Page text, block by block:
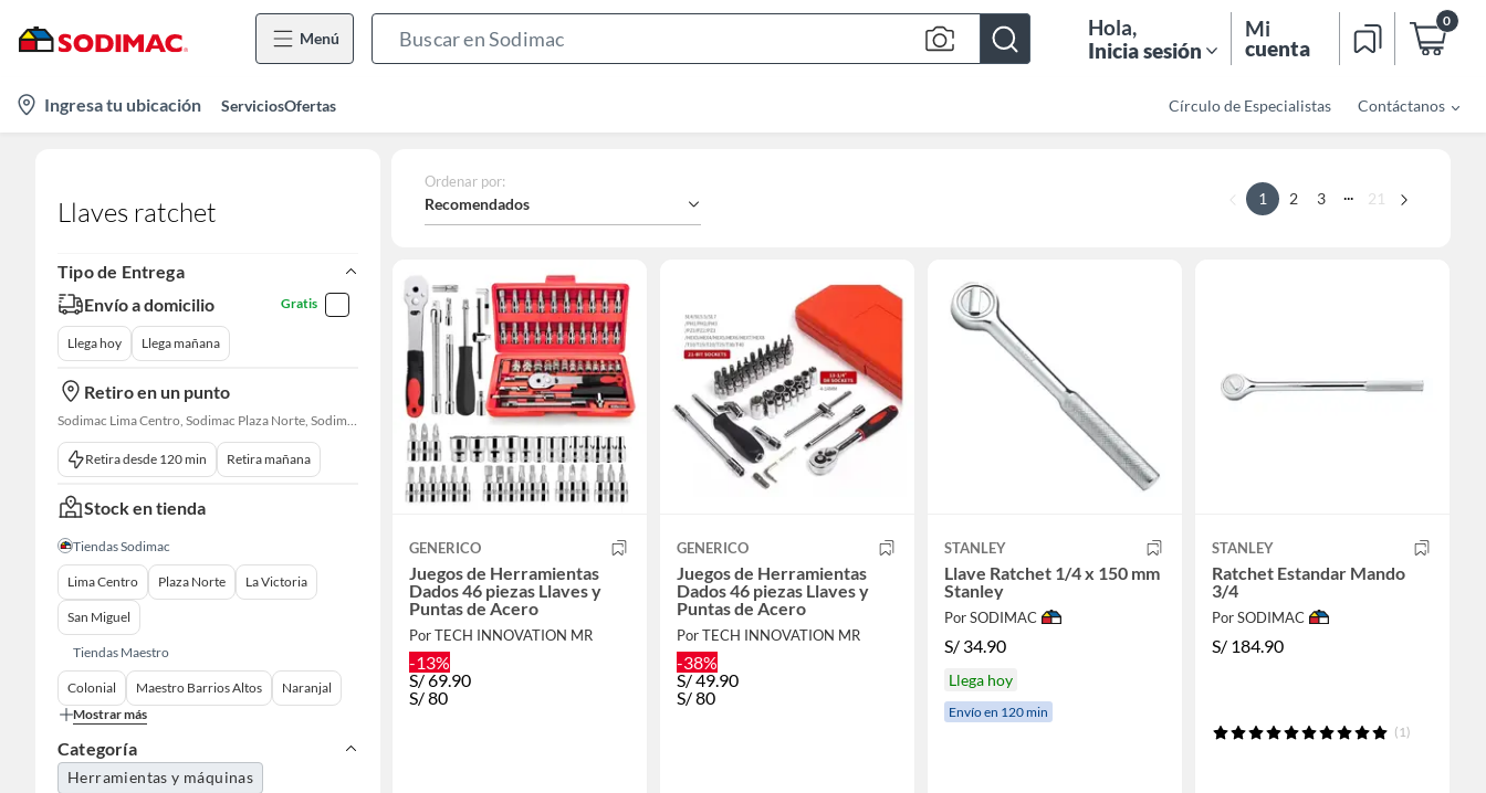
Menú
Bar
Hola,
Inicia sesión
Mi
cuenta
0
location-
icon
Ingresa tu ubicación ServiciosOfertas Círculo de Especialistas Contáctanos
Llaves ratchet
Tipo de Entrega
Envío a domicilio
Gratis
Llega hoy Llega mañana
Retiro en un punto
Sodimac Lima Centro, Sodimac Plaza Norte, Sodimac La Victoria, Sodimac San Miguel, Sodimac S. J. Lurigancho, Sodimac Chacarilla, Sodimac Av. La Molina, Sodimac Colonial, Maestro Barrios Altos, Sodimac Naranjal
Retira desde 120 min Retira mañana
Stock en tienda
Tiendas Sodimac
Lima Centro Plaza Norte La Victoria
San Miguel
Tiendas Maestro
Colonial Maestro Barrios Altos
Naranjal
Mostrar más
Categoría
Herramientas y máquinas
Ordenar por:
Recomendados 1 2 3 ... 21
GENERICO
Juegos de Herramientas
Dados 46 piezas Llaves y
Puntas de Acero
Por TECH INNOVATION MR
-13%
S/69.90
S/80
GENERICO
Juegos de Herramientas
Dados 46 piezas Llaves y
Puntas de Acero
Por TECH INNOVATION MR
-38%
S/49.90
S/80
STANLEY
Llave Ratchet 1/4 x 150 mm
Stanley
Por SODIMAC
S/ 34.90
Llega hoy
Envío en 120 min
STANLEY
Ratchet Estandar Mando
3/4
Por SODIMAC
S/ 184.90
(1)